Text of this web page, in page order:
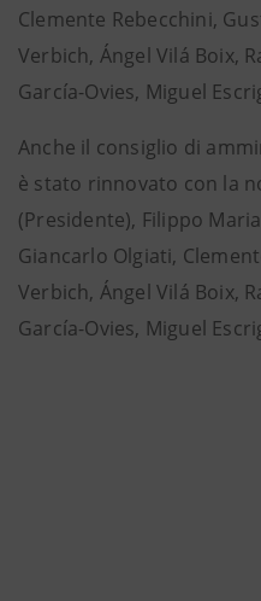
Clemente Rebecchini,
Verbich, Ángel Vilá Boix,
García-Ovies, Miguel
Anche il consiglio di
è stato rinnovato con la
(Presidente), Filippo
Giancarlo Olgiati,
Verbich, Ángel Vilá Boix,
García-Ovies, Miguel